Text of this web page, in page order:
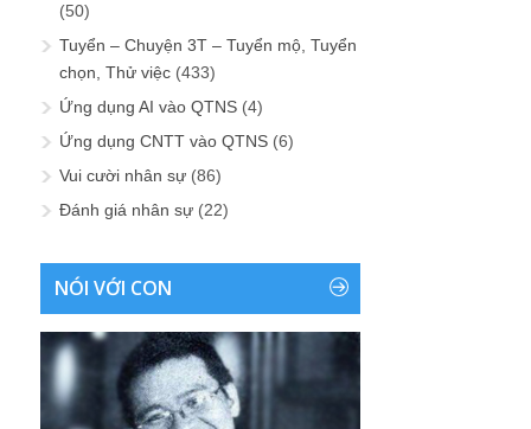
(50)
Tuyển – Chuyện 3T – Tuyển mộ, Tuyển
chọn, Thử việc (433)
Ứng dụng AI vào QTNS (4)
Ứng dụng CNTT vào QTNS (6)
Vui cười nhân sự (86)
Đánh giá nhân sự (22)
NÓI VỚI CON